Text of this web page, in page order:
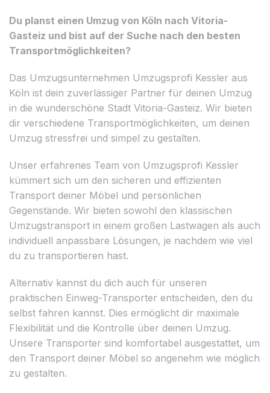
Du planst einen Umzug von Köln nach Vitoria-
Gasteiz und bist auf der Suche nach den besten
Transportmöglichkeiten?
Das Umzugsunternehmen Umzugsprofi Kessler aus
Köln ist dein zuverlässiger Partner für deinen Umzug
in die wunderschöne Stadt Vitoria-Gasteiz. Wir bieten
dir verschiedene Transportmöglichkeiten, um deinen
Umzug stressfrei und simpel zu gestalten.
Unser erfahrenes Team von Umzugsprofi Kessler
kümmert sich um den sicheren und effizienten
Transport deiner Möbel und persönlichen
Gegenstände. Wir bieten sowohl den klassischen
Umzugstransport in einem großen Lastwagen als auch
individuell anpassbare Lösungen, je nachdem wie viel
du zu transportieren hast.
Alternativ kannst du dich auch für unseren
praktischen Einweg-Transporter entscheiden, den du
selbst fahren kannst. Dies ermöglicht dir maximale
Flexibilität und die Kontrolle über deinen Umzug.
Unsere Transporter sind komfortabel ausgestattet, um
den Transport deiner Möbel so angenehm wie möglich
zu gestalten.